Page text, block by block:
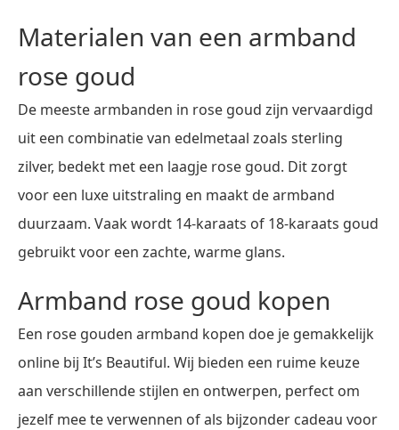
Materialen van een armband
rose goud
De meeste armbanden in rose goud zijn vervaardigd
uit een combinatie van edelmetaal zoals sterling
zilver, bedekt met een laagje rose goud. Dit zorgt
voor een luxe uitstraling en maakt de armband
duurzaam. Vaak wordt 14-karaats of 18-karaats goud
gebruikt voor een zachte, warme glans.
Armband rose goud kopen
Een rose gouden armband kopen doe je gemakkelijk
online bij It’s Beautiful. Wij bieden een ruime keuze
aan verschillende stijlen en ontwerpen, perfect om
jezelf mee te verwennen of als bijzonder cadeau voor